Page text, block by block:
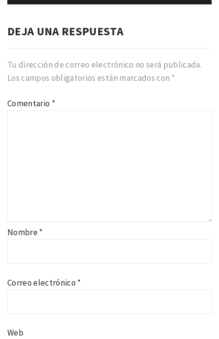
DEJA UNA RESPUESTA
Tu dirección de correo electrónico no será publicada.
Los campos obligatorios están marcados con *
Comentario *
Nombre*
Correo electrónico *
Web